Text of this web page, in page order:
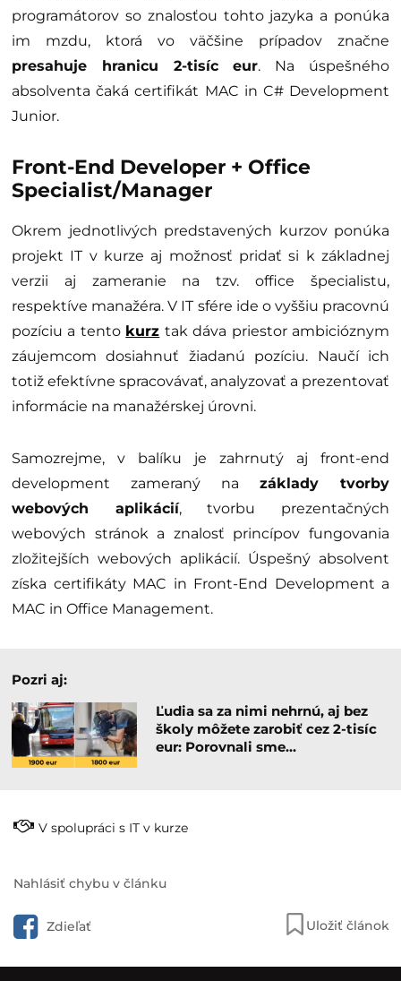
programátorov so znalosťou tohto jazyka a ponúka
im mzdu, ktorá vo väčšine prípadov značne
presahuje hranicu 2-tisíc eur. Na úspešného
absolventa čaká certifikát MAC in C# Development
Junior.
Front-End Developer + Office
Specialist/Manager
Okrem jednotlivých predstavených kurzov ponúka
projekt IT v kurze aj možnosť pridať si k základnej
verzii aj zameranie na tzv. office špecialistu,
respektíve manažéra. V IT sfére ide o vyššiu pracovnú
pozíciu a tento kurz tak dáva priestor ambicióznym
záujemcom dosiahnuť žiadanú pozíciu. Naučí ich
totiž efektívne spracovávať, analyzovať a prezentovať
informácie na manažérskej úrovni.
Samozrejme, v balíku je zahrnutý aj front-end
development zameraný na základy tvorby
webových aplikácií, tvorbu prezentačných
webových stránok a znalosť princípov fungovania
zložitejších webových aplikácií. Úspešný absolvent
získa certifikáty MAC in Front-End Development a
MAC in Office Management.
Pozri aj:
Ľudia sa za nimi nehrnú, aj bez
školy môžete zarobiť cez 2-tisíc
eur: Porovnali sme…
V spolupráci s IT v kurze
Nahlásiť chybu v článku
Zdieľať Uložiť článok